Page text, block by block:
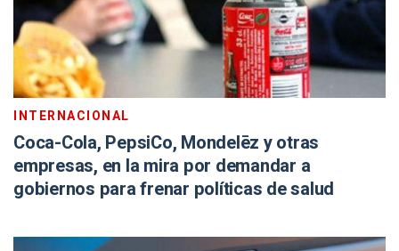
INTERNACIONAL
Coca-Cola, PepsiCo, Mondelēz y otras
empresas, en la mira por demandar a
gobiernos para frenar políticas de salud